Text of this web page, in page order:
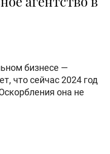
бизнесе —
что сейчас 2024 год
она не